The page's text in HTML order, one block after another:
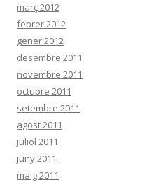
març 2012
febrer 2012
gener 2012
desembre 2011
novembre 2011
octubre 2011
setembre 2011
agost 2011
juliol 2011
juny 2011
maig 2011